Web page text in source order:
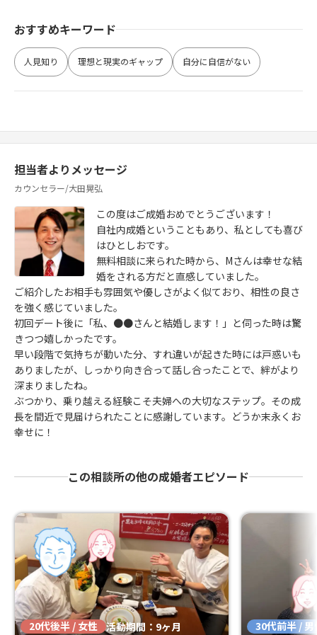
おすすめキーワード
人見知り 理想と現実のギャップ 自分に自信がない
担当者よりメッセージ
カウンセラー/大田晃弘
この度はご成婚おめでとうございます！
自社内成婚ということもあり、私としても喜び
はひとしおです。
無料相談に来られた時から、Mさんは幸せな結
婚をされる方だと直感していました。
ご紹介したお相手も雰囲気や優しさがよく似ており、相性の良さ
を強く感じていました。
初回デート後に「私、●●さんと結婚します！」と伺った時は驚
きつつ嬉しかったです。
早い段階で気持ちが動いた分、すれ違いが起きた時には戸惑いも
ありましたが、しっかり向き合って話し合ったことで、絆がより
深まりましたね。
ぶつかり、乗り越える経験こそ夫婦への大切なステップ。その成
長を間近で見届けられたことに感謝しています。どうか末永くお
幸せに！
この相談所の他の成婚者エピソード
20代後半 / 女性 活動期間：9ヶ月 30代前半 / 男